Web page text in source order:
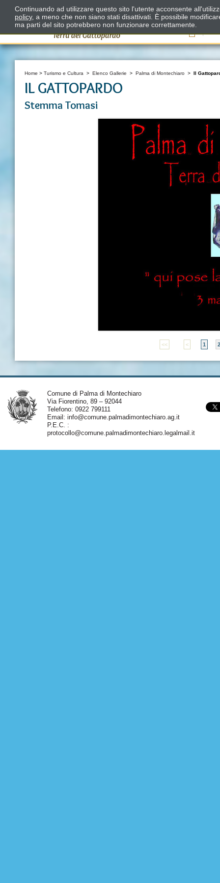
Il
Home > Turismo e Cultura > Elenco Gallerie > Palma di Montechiaro > Il
IL GATTOPARDO
Stemma Tomasi
<< < 1 2
Comune di Palma di Montechiaro
Via Fiorentino, 89 – 92044
Telefono: 0922 799111
Email: info@comune.palmadimontechiaro.ag.it
P.E.C. :
protocollo@comune.palmadimontechiaro.legalmail.it
Continuando ad utilizzare questo sito l'utente acconsente
policy, a meno che non siano stati disattivati. È possibile
ma parti del sito potrebbero non funzionare correttamente.